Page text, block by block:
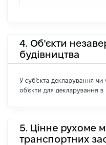
4. Об'єкти
будівництва
У суб'єкта декларування чи
об'єкти для декларування в
5. Цінне рухоме
транспортних